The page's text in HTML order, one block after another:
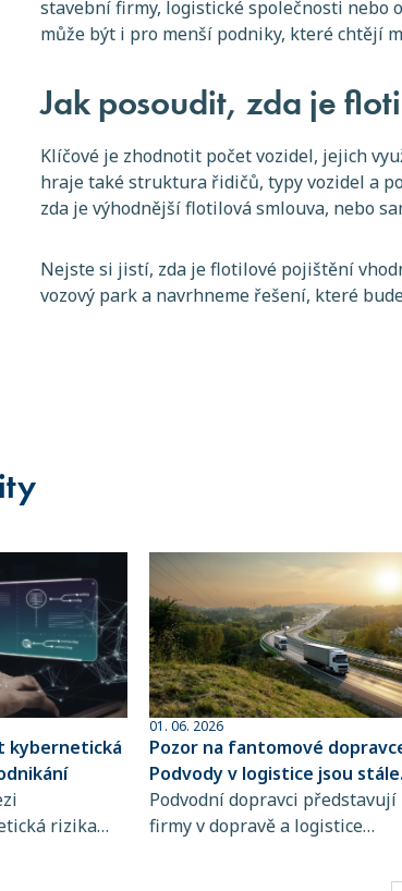
stavební firmy, logistické společnosti nebo
může být i pro menší podniky, které chtějí
Jak posoudit, zda je
Klíčové je zhodnotit počet vozidel, jejich
hraje také struktura řidičů, typy vozidel a
zda je výhodnější flotilová smlouva, nebo
Nejste si jistí, zda je flotilové pojištění
vozový park a navrhneme řešení, které
kybernetická
rizika
01. 06. 2026
Pozor na fantomové
Podvody v logistice jsou stále
sofistikovanější
Podvodní dopravci představují
firmy v dopravě a logistice
praktiky jsou totiž stále